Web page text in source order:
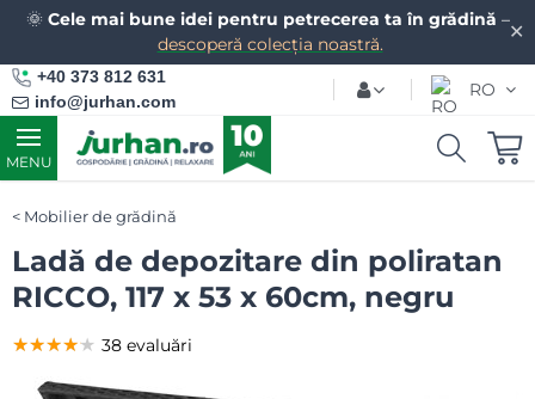
✕
🌞 Cele mai bune idei pentru petrecerea ta în grădină –
descoperă colecția noastră.
+40 373 812 631
info@jurhan.com
RO
MENU
Mobilier de grădină
Ladă de depozitare din poliratan
RICCO, 117 x 53 x 60cm, negru
★★★★★
★★★★★
★★★★★ 38 evaluări